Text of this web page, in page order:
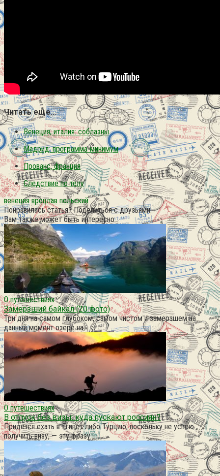
Читать еще…
Венеция, италия: соблазны
Мадрид: программа-минимум
Прованс, франция
Следствие по телу
венеция вроцлав польский
Понравилась статья? Поделиться с друзьями:
Вам также может быть интересно
О путешествиях
Замерзший байкал (20 фото)
Три дня на самом глубоком, самом чистом и замерзшем на
данный момент озере на
О путешествиях
В отпуск без визы: куда пускают россиян?
Придется ехать в Египет либо Турцию, поскольку не успею
получить визу, — эту фразу